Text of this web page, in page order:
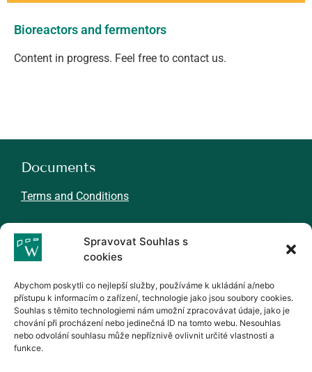
Spravovat Souhlas s
cookies
Abychom poskytli co nejlepší služby, používáme k ukládání a/nebo
přístupu k informacím o zařízení, technologie jako jsou soubory cookies.
Souhlas s těmito technologiemi nám umožní zpracovávat údaje, jako je
chování při procházení nebo jedinečná ID na tomto webu. Nesouhlas
nebo odvolání souhlasu může nepříznivě ovlivnit určité vlastnosti a
funkce.
Bioreactors and fermentors
Content in progress. Feel free to contact us.
Documents
Terms and Conditions
About WINMIL
News
Careers
Partners
Contacts